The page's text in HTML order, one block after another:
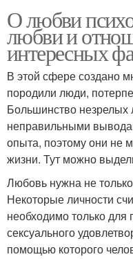
О любви
любви и
интересных
В этой сфере создано
породили люди,
Большинство незрелых
неправильными
опыта, поэтому они не
жизни. Тут можно
Любовь нужна не
Некоторые личности
необходимо только
сексуального
помощью которого